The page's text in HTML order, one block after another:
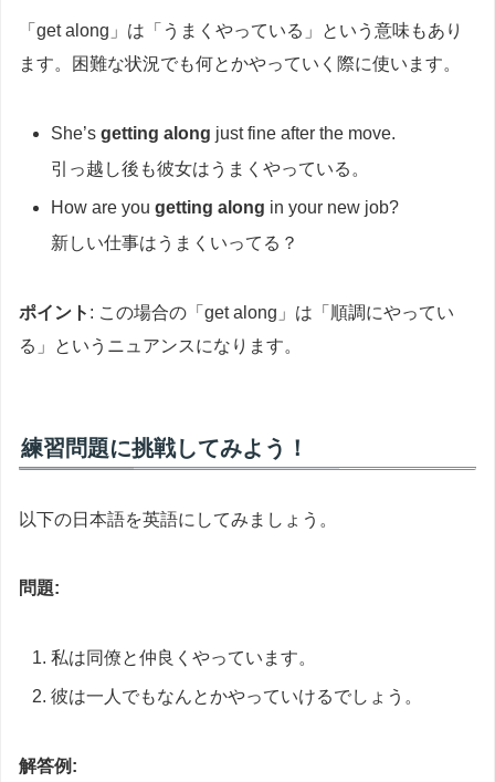
「get along」は「うまくやっている」という意味もあり
ます。困難な状況でも何とかやっていく際に使います。
She’sgetting along just fine after the move.
引っ越し後も彼女はうまくやっている。
How are yougetting along in your new job?
新しい仕事はうまくいってる？
ポイント : この場合の「get along」は「順調にやってい
る」というニュアンスになります。
練習問題に挑戦してみよう！
以下の日本語を英語にしてみましょう。
問題:
私は同僚と仲良くやっています。
彼は一人でもなんとかやっていけるでしょう。
解答例: